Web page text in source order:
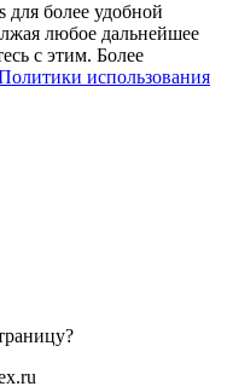
для более удобной
любое дальнейшее
с этим. Более
использования